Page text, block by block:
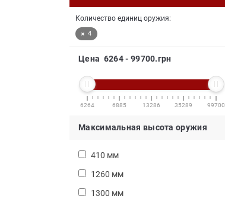
Количество единиц оружия:
4
Цена 6264- 99700.грн
6264 6885 13286 35289 99700
Максимальная высота оружия
410 мм
1260 мм
1300 мм